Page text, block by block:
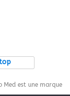
Med est une marque